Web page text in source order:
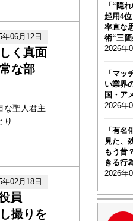
年06月12日
く真面
な部
な聖人君主
...
年02月18日
員
撮りを
「“隠
起用4
率直な
術“三箇
2026年
「マッ
い業界
国・ア
2026年
「有名
見た、
もう昔
きる行
2026年